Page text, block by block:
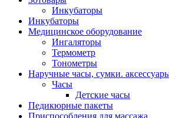
Инкубаторы
Инкубаторы
Медицинское оборудование
Ингаляторы
Термометр
Тонометры
Наручные часы, сумки.
Часы
Детские часы
Педикюрные пакеты
Приспособления для массажа